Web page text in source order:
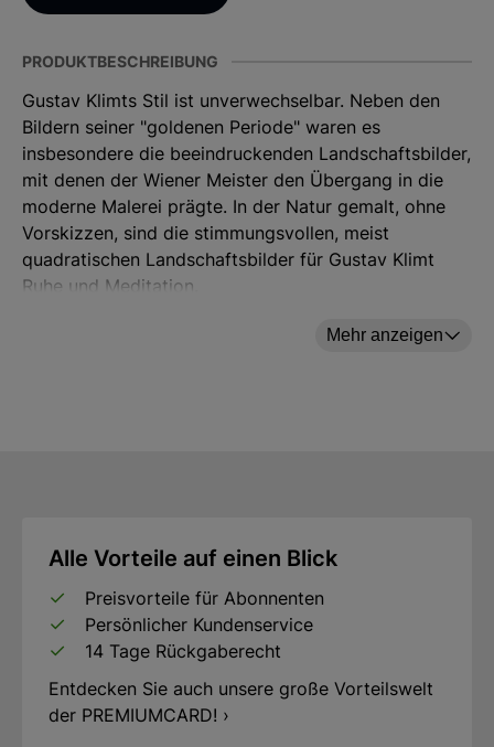
PRODUKTBESCHREIBUNG
Gustav Klimts Stil ist unverwechselbar. Neben den
Bildern seiner "goldenen Periode" waren es
insbesondere die beeindruckenden Landschaftsbilder,
mit denen der Wiener Meister den Übergang in die
moderne Malerei prägte. In der Natur gemalt, ohne
Vorskizzen, sind die stimmungsvollen, meist
quadratischen Landschaftsbilder für Gustav Klimt
Ruhe und Meditation.
Der Apfelbaum gilt seit Urzeiten als mythologisches
Originalvorlage im Fine Art Giclée-Verfahren direkt
auf Künstlerleinwand aus 100% Baumwolle übertragen
und auf einen Keilrahmen aufgezogen. In
goldfarbener Massivholzrahmung. Format 78 x 77,5
Mehr anzeigen
Alle Vorteile auf einen Blick
Preisvorteile für Abonnenten
Persönlicher Kundenservice
14 Tage Rückgaberecht
Entdecken Sie auch unsere große Vorteilswelt
der PREMIUMCARD! ›